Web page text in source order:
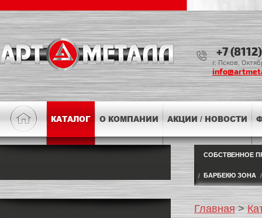
+7
г. Псков,
КАТАЛОГ О КОМПАНИИ АКЦИИ / НОВОСТИ
СОБСТВЕННОЕ
БАРБЕКЮ ЗОНА
Главная>